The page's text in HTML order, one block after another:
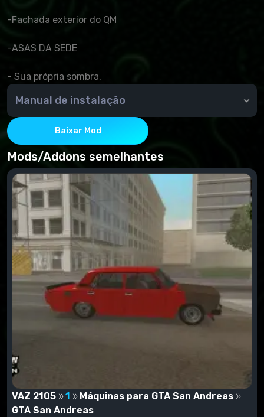
-Fachada exterior do QM
-ASAS DA SEDE
- Sua própria sombra.
Manual de instalação
Basta mover o arquivo do arquivo para a pasta TXD-
workshop.Baixar Mod
Mods/Addons semelhantes
VAZ 2105 1
Máquinas para GTA San Andreas
GTA San Andreas